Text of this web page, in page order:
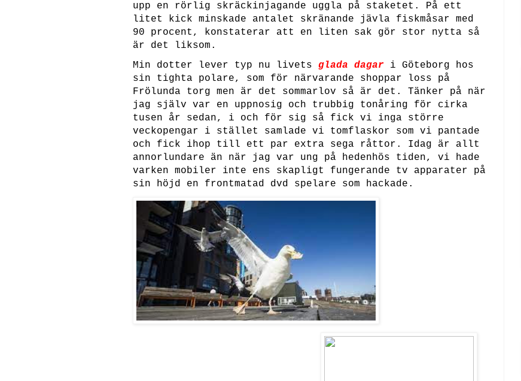
upp en rörlig skräckinjagande uggla på staketet. På ett
litet kick minskade antalet skränande jävla fiskmåsar med
90 procent, konstaterar att en liten sak gör stor nytta så
är det liksom.
Min dotter lever typ nu livets glada dagar i Göteborg hos
sin tighta polare, som för närvarande shoppar loss på
Frölunda torg men är det sommarlov så är det. Tänker på när
jag själv var en uppnosig och trubbig tonåring för cirka
tusen år sedan, i och för sig så fick vi inga större
veckopengar i stället samlade vi tomflaskor som vi pantade
och fick ihop till ett par extra sega råttor. Idag är allt
annorlundare än när jag var ung på hedenhös tiden, vi hade
varken mobiler inte ens skapligt fungerande tv apparater på
sin höjd en frontmatad dvd spelare som hackade.